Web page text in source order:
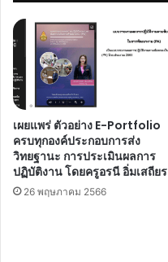
ผู้
เรียน
ปฐมวัย
โดย
อนุบาล
วังทรายพูน
สพป.พิจิตร
เขต
เผยแพร่ ตัวอย่าง E-Portfolio
ครบทุกองค์ประกอบการส่ง
วิทยฐานะ การประเมินผลการ
ปฏิบัติงาน โดยครูอรนี อิ่มเสถียร
26 พฤษภาคม 2566